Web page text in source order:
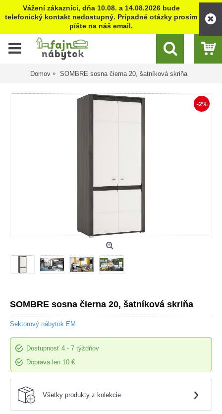
Vážení zákazníci, dňa 10.08. a 14.08.2026 bude
telefonický kontakt nedostupný. Prípadné otázky prosím
píšte na náš email.
Domov SOMBRE sosna čierna 20, šatníková skriňa
-2%
SOMBRE sosna čierna 20, šatníková skriňa
Sektorový nábytok EM
Dostupnosť 4 - 7 týždňov
Doprava len 10 €
Všetky produkty z kolekcie ›